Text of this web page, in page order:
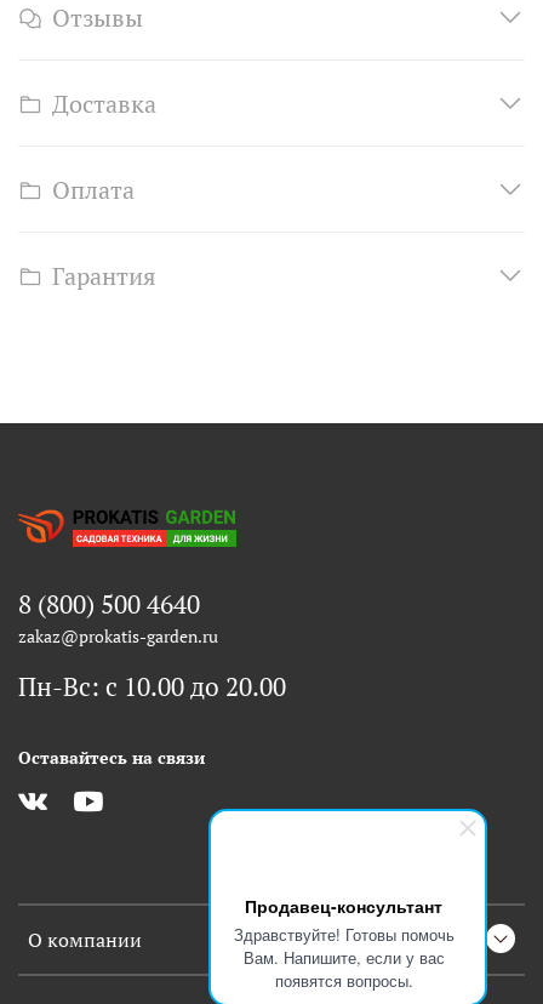
Продавец-консультант
Здравствуйте! Готовы помочь
Вам. Напишите, если у вас
появятся вопросы.
Отзывы
Доставка
Оплата
Гарантия
О компании
8 (800) 500 4640
zakaz@prokatis-garden.ru
Пн-Вс: с 10.00 до 20.00
Оставайтесь на связи